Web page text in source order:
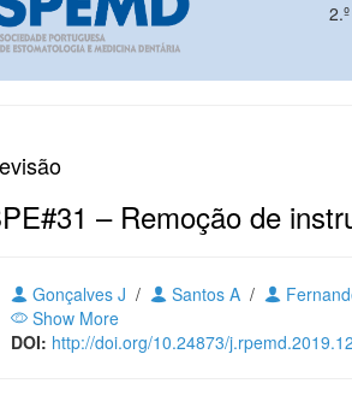
– Remoção de
Gonçalves J / Santos A /
Show More
DOI: http://doi.org/10.24873/